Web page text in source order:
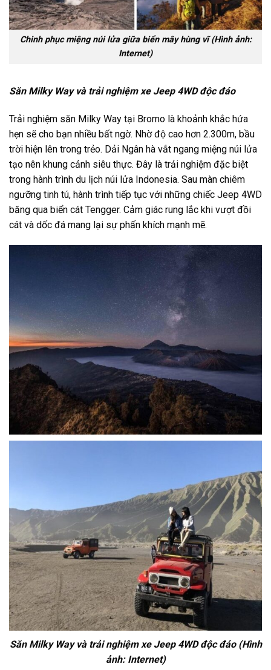
Chinh phục miệng núi lửa giữa biển mây hùng vĩ (Hình ảnh:
Internet)
Săn Milky Way và trải nghiệm xe Jeep 4WD độc đáo
Trải nghiệm săn Milky Way tại Bromo là khoảnh khắc hứa
hẹn sẽ cho bạn nhiều bất ngờ. Nhờ độ cao hơn 2.300m, bầu
trời hiện lên trong trẻo. Dải Ngân hà vắt ngang miệng núi lửa
tạo nên khung cảnh siêu thực. Đây là trải nghiệm đặc biệt
trong hành trình du lịch núi lửa Indonesia. Sau màn chiêm
ngưỡng tinh tú, hành trình tiếp tục với những chiếc Jeep 4WD
băng qua biển cát Tengger. Cảm giác rung lắc khi vượt đồi
cát và dốc đá mang lại sự phấn khích mạnh mẽ.
Săn Milky Way và trải nghiệm xe Jeep 4WD độc đáo(Hình
ảnh: Internet)